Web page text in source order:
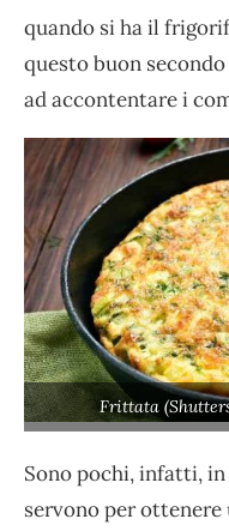
quando si ha il
questo buon
ad accontentare i
Frittata
Sono pochi, infatti,
servono per